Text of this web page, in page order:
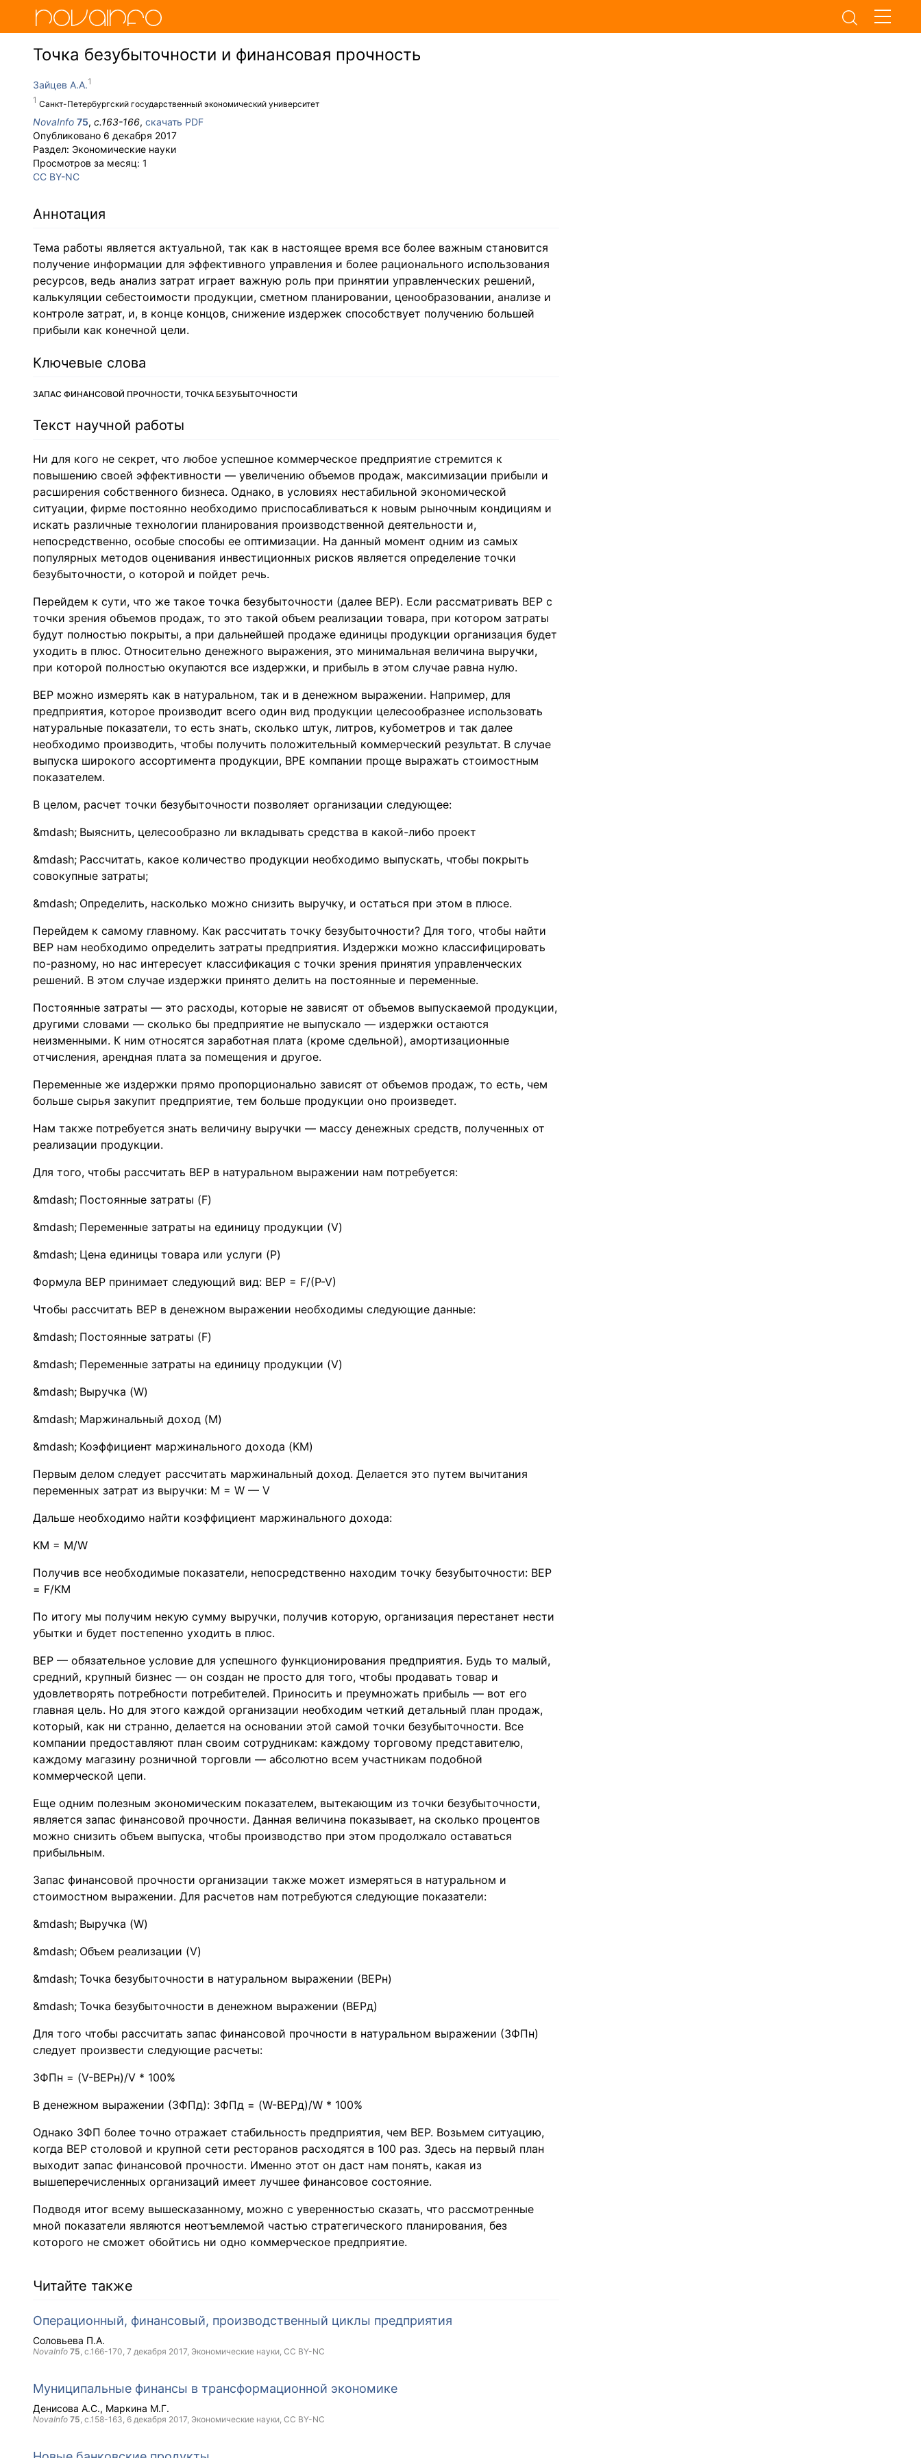
Точка безубыточности и финансовая прочность
Зайцев А.А.
Санкт-Петербургский государственный экономический университет
NovaInfo 75, с.163-166, скачать PDF
Опубликовано 6 декабря 2017
Раздел: Экономические науки
Просмотров за месяц: 1
CC BY-NC
Аннотация
Тема работы является актуальной, так как в настоящее время все более важным становится
получение информации для эффективного управления и более рационального использования
ресурсов, ведь анализ затрат играет важную роль при принятии управленческих решений,
калькуляции себестоимости продукции, сметном планировании, ценообразовании, анализе и
контроле затрат, и, в конце концов, снижение издержек способствует получению большей
прибыли как конечной цели.
Ключевые слова
ЗАПАС ФИНАНСОВОЙ ПРОЧНОСТИ, ТОЧКА БЕЗУБЫТОЧНОСТИ
Текст научной работы
Ни для кого не секрет, что любое успешное коммерческое предприятие стремится к
повышению своей эффективности — увеличению объемов продаж, максимизации прибыли и
расширения собственного бизнеса. Однако, в условиях нестабильной экономической
ситуации, фирме постоянно необходимо приспосабливаться к новым рыночным кондициям и
искать различные технологии планирования производственной деятельности и,
непосредственно, особые способы ее оптимизации. На данный момент одним из самых
популярных методов оценивания инвестиционных рисков является определение точки
безубыточности, о которой и пойдет речь.
Перейдем к сути, что же такое точка безубыточности (далее BEP). Если рассматривать BEP с
точки зрения объемов продаж, то это такой объем реализации товара, при котором затраты
будут полностью покрыты, а при дальнейшей продаже единицы продукции организация будет
уходить в плюс. Относительно денежного выражения, это минимальная величина выручки,
при которой полностью окупаются все издержки, и прибыль в этом случае равна нулю.
BEP можно измерять как в натуральном, так и в денежном выражении. Например, для
предприятия, которое производит всего один вид продукции целесообразнее использовать
натуральные показатели, то есть знать, сколько штук, литров, кубометров и так далее
необходимо производить, чтобы получить положительный коммерческий результат. В случае
выпуска широкого ассортимента продукции, BPE компании проще выражать стоимостным
показателем.
В целом, расчет точки безубыточности позволяет организации следующее:
Выяснить, целесообразно ли вкладывать средства в какой-либо проект
Рассчитать, какое количество продукции необходимо выпускать, чтобы покрыть
совокупные затраты;
Определить, насколько можно снизить выручку, и остаться при этом в плюсе.
Перейдем к самому главному. Как рассчитать точку безубыточности? Для того, чтобы найти
BEP нам необходимо определить затраты предприятия. Издержки можно классифицировать
по-разному, но нас интересует классификация с точки зрения принятия управленческих
решений. В этом случае издержки принято делить на постоянные и переменные.
Постоянные затраты — это расходы, которые не зависят от объемов выпускаемой продукции,
другими словами — сколько бы предприятие не выпускало — издержки остаются
неизменными. К ним относятся заработная плата (кроме сдельной), амортизационные
отчисления, арендная плата за помещения и другое.
Переменные же издержки прямо пропорционально зависят от объемов продаж, то есть, чем
больше сырья закупит предприятие, тем больше продукции оно произведет.
Нам также потребуется знать величину выручки — массу денежных средств, полученных от
реализации продукции.
Для того, чтобы рассчитать BEP в натуральном выражении нам потребуется:
Постоянные затраты (F)
Переменные затраты на единицу продукции (V)
Цена единицы товара или услуги (P)
Формула BEP принимает следующий вид: ВЕР = F/(P-V)
Чтобы рассчитать BEP в денежном выражении необходимы следующие данные:
Постоянные затраты (F)
Переменные затраты на единицу продукции (V)
Выручка (W)
Маржинальный доход (M)
Коэффициент маржинального дохода (KM)
Первым делом следует рассчитать маржинальный доход. Делается это путем вычитания
переменных затрат из выручки: M = W — V
Дальше необходимо найти коэффициент маржинального дохода:
KM = M/W
Получив все необходимые показатели, непосредственно находим точку безубыточности: BEP
= F/KM
По итогу мы получим некую сумму выручки, получив которую, организация перестанет нести
убытки и будет постепенно уходить в плюс.
BEP — обязательное условие для успешного функционирования предприятия. Будь то малый,
средний, крупный бизнес — он создан не просто для того, чтобы продавать товар и
удовлетворять потребности потребителей. Приносить и преумножать прибыль — вот его
главная цель. Но для этого каждой организации необходим четкий детальный план продаж,
который, как ни странно, делается на основании этой самой точки безубыточности. Все
компании предоставляют план своим сотрудникам: каждому торговому представителю,
каждому магазину розничной торговли — абсолютно всем участникам подобной
коммерческой цепи.
Еще одним полезным экономическим показателем, вытекающим из точки безубыточности,
является запас финансовой прочности. Данная величина показывает, на сколько процентов
можно снизить объем выпуска, чтобы производство при этом продолжало оставаться
прибыльным.
Запас финансовой прочности организации также может измеряться в натуральном и
стоимостном выражении. Для расчетов нам потребуются следующие показатели:
Выручка (W)
Объем реализации (V)
Точка безубыточности в натуральном выражении (BEPн)
Точка безубыточности в денежном выражении (BEPд)
Для того чтобы рассчитать запас финансовой прочности в натуральном выражении (ЗФПн)
следует произвести следующие расчеты:
ЗФПн = (V-ВЕРн)/V * 100%
В денежном выражении (ЗФПд): ЗФПд = (W-BEPд)/W * 100%
Однако ЗФП более точно отражает стабильность предприятия, чем BEP. Возьмем ситуацию,
когда BEP столовой и крупной сети ресторанов расходятся в 100 раз. Здесь на первый план
выходит запас финансовой прочности. Именно этот он даст нам понять, какая из
вышеперечисленных организаций имеет лучшее финансовое состояние.
Подводя итог всему вышесказанному, можно с уверенностью сказать, что рассмотренные
мной показатели являются неотъемлемой частью стратегического планирования, без
которого не сможет обойтись ни одно коммерческое предприятие.
Читайте также
Операционный, финансовый, производственный циклы предприятия
Соловьева П.А.
NovaInfo 75, с.166-170, 7 декабря 2017, Экономические науки, CC BY-NC
Муниципальные финансы в трансформационной экономике
Денисова А.С. Маркина М.Г.
NovaInfo 75, с.158-163, 6 декабря 2017, Экономические науки, CC BY-NC